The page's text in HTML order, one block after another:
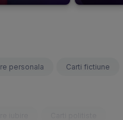
personala Carti fictiune